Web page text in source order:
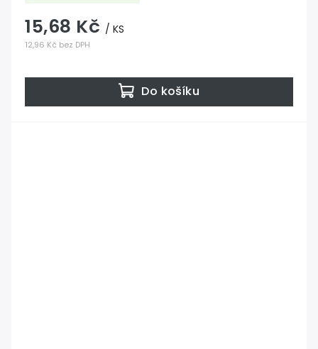
12,96 Kč bez DPH
15,68 Kč / KS
Do košíku